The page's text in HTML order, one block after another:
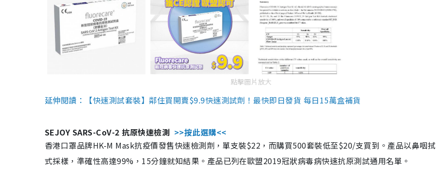
點擊圖片放大
延伸閱讀：【快速測試套裝】鄰住買開賣$9.9快速測試劑！最快即日發貨 每日15萬盒補貨
SEJOY SARS-CoV-2 抗原快速檢測 >>按此選購<<
香港口罩品牌HK-M Mask抗疫價發售快速檢測劑，單支裝$22，而購買500套裝低至$20/支買到。產品以鼻咽
式採樣，準確性高達99%，15分鐘就知結果。產品已列在歐盟2019冠狀病毒病快速抗原測試通用名單。